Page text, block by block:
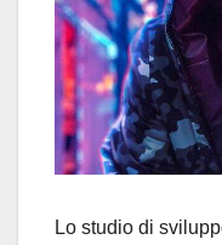
Lo studio di